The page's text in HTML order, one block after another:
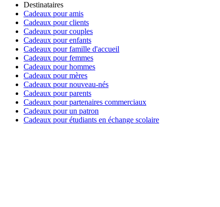
Destinataires
Cadeaux pour amis
Cadeaux pour clients
Cadeaux pour couples
Cadeaux pour enfants
Cadeaux pour famille d'accueil
Cadeaux pour femmes
Cadeaux pour hommes
Cadeaux pour mères
Cadeaux pour nouveau-nés
Cadeaux pour parents
Cadeaux pour partenaires commerciaux
Cadeaux pour un patron
Cadeaux pour étudiants en échange scolaire